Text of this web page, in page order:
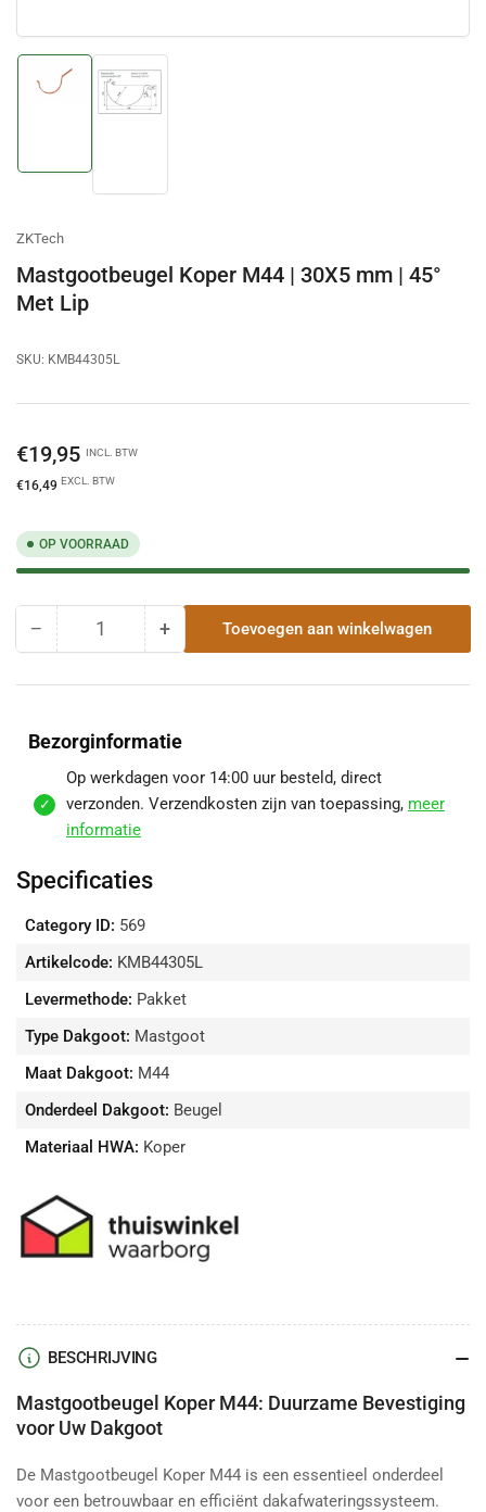
in
galerijweergave
ZKTech
Mastgootbeugel Koper M44 | 30X5 mm | 45°
Met Lip
SKU: KMB44305L
Normale
€19,95 INCL. BTW
€16,49 EXCL. BTW
OP VOORRAAD
− Hoeveelheid
Mastgootbeugel
M44
|
30X5
mm
|
Lip
Hoeveelheid +Hoeveelheid
Mastgootbeugel
M44
|
30X5
mm
Toevoegen aan winkelwagen
Bezorginformatie
Op werkdagen voor 14:00 uur besteld, direct
verzonden. Verzendkosten zijn van toepassing, meer
informatie
Specificaties
Category ID: 569
Artikelcode: KMB44305L
Levermethode: Pakket
Type Dakgoot: Mastgoot
Maat Dakgoot: M44
Onderdeel Dakgoot: Beugel
Materiaal HWA: Koper
BESCHRIJVING
Mastgootbeugel Koper M44: Duurzame Bevestiging
voor Uw Dakgoot
De Mastgootbeugel Koper M44 is een essentieel onderdeel
voor een betrouwbaar en efficiënt dakafwateringssysteem.